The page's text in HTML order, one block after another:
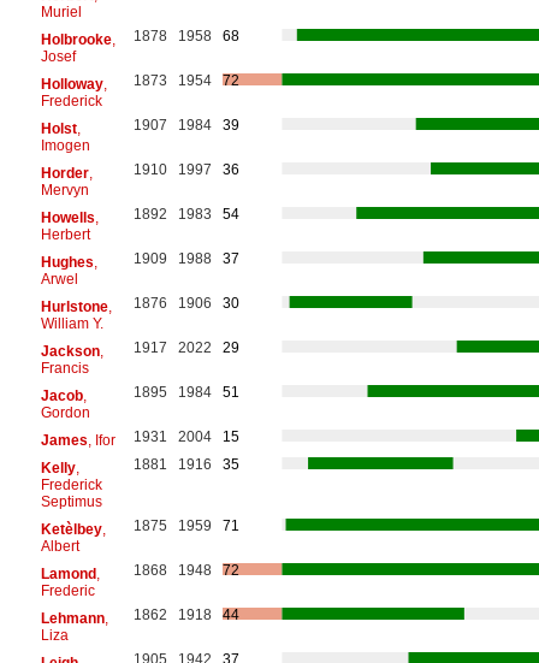
Muriel
Holbrooke,
Josef
1878 1958 68
Holloway,
Frederick
1873 1954 72
Holst,
Imogen
1907 1984 39
Horder,
Mervyn
1910 1997 36
Howells
Herbert
1892 1983 54
Hughes
Arwel
1909 1988 37
Hurlstone,
William Y.
1876 1906 30
Jackson,
Francis
1917 2022 29
Jacob,
Gordon
1895 1984 51
James , Ifor 1931 2004
15
Kelly,
Frederick
Septimus
1881 1916 35
Ketèlbey,
Albert
1875 1959 71
Lamond,
Frederic
1868 1948 72
Lehmann,
Liza
1862 1918 44
1905 1942 37